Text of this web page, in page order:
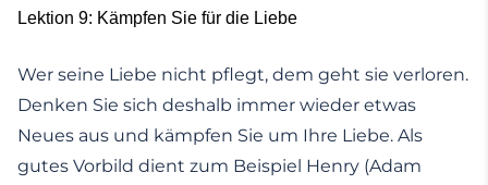
Lektion 9: Kämpfen Sie für die Liebe
Wer seine Liebe nicht pflegt, dem geht sie verloren.
Denken Sie sich deshalb immer wieder etwas
Neues aus und kämpfen Sie um Ihre Liebe. Als
gutes Vorbild dient zum Beispiel Henry (Adam